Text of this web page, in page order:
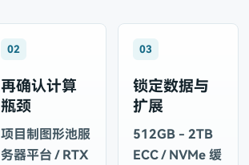
02
再确认计算
瓶颈
项目制图形池服
务器平台 / RTX
03
锁定数据与
扩展
512GB - 2TB
ECC / NVMe 缓